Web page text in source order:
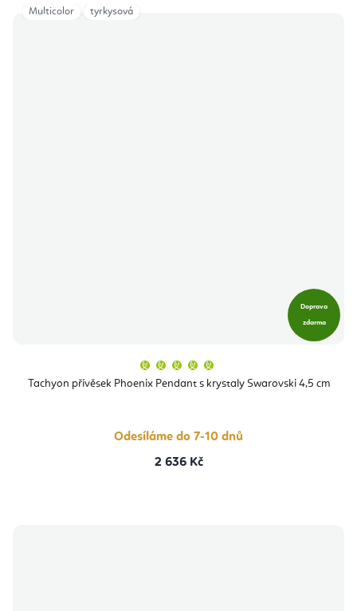
Doprava
zdarma
Tachyon přívěsek Phoenix Pendant s krystaly Swarovski 4,5 cm
produktu
je
hvězdiček.
Odesíláme do 7-10 dnů
2 636 Kč
Multicolor tyrkysová